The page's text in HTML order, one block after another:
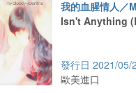
Isn't Anything
2021/05/
歐美進口